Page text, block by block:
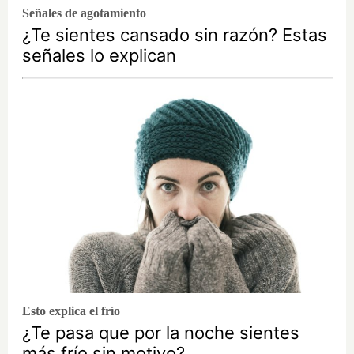
Señales de agotamiento
¿Te sientes cansado sin razón? Estas
señales lo explican
Esto explica el frío
¿Te pasa que por la noche sientes